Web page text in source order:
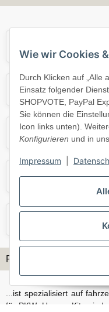
Wie wir Cookies
Durch Klicken auf „Alle
Einsatz folgender
SHOPVOTE, PayPal
Sie können die
Icon links unten).
Konfigurieren und in
Impressum
Mercedes
Opel
Skoda
Flex-Hydraulik...
...ist spezialisiert auf
für PKW. Unsere Kits sind